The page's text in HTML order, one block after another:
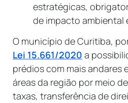
estratégicas,
de impacto ambiental
O município de Curitiba,
Lei 15.661/2020 a
prédios com mais andares
áreas da região por meio
taxas, transferência de